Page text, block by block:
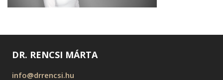
DR. RENCSI MÁRTA
info@drrencsi.hu